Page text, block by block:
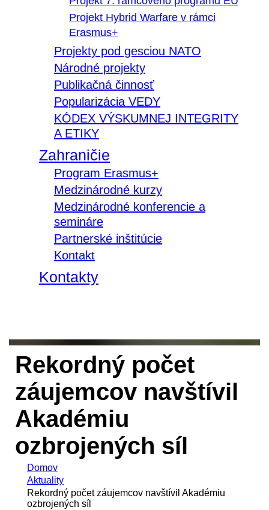
Projekt Hybrid Warfare v rámci
Erasmus+
Projekty pod gesciou NATO
Národné projekty
Publikačná činnosť
Popularizácia VEDY
KÓDEX VÝSKUMNEJ INTEGRITY
A ETIKY
Zahraničie
Program Erasmus+
Medzinárodné kurzy
Medzinárodné konferencie a
semináre
Partnerské inštitúcie
Kontakt
Kontakty
Rekordný počet
záujemcov navštívil
Akadémiu
ozbrojených síl
Domov
Aktuality
Rekordný počet záujemcov navštívil Akadémiu
ozbrojených síl